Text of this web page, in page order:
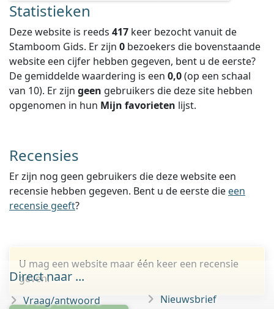
Statistieken
Deze website is reeds 417 keer bezocht vanuit de
Stamboom Gids. Er zijn 0 bezoekers die bovenstaande
website een cijfer hebben gegeven, bent u de eerste?
De gemiddelde waardering is een 0,0(op een schaal
van 10). Er zijn geen gebruikers die deze site hebben
opgenomen in hun Mijn favorieten lijst.
Recensies
Er zijn nog geen gebruikers die deze website een
recensie hebben gegeven. Bent u de eerste die een
recensie geeft?
U mag een website maar één keer een recensie
geven.
Direct naar ...
Vraag/antwoord
Nieuwsbrief